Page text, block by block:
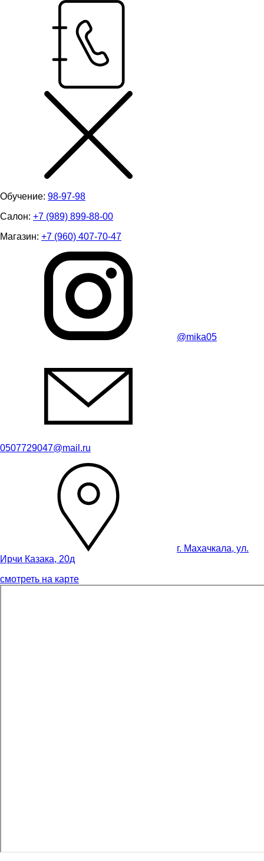
Обучение: 98-97-98
Салон: +7 (989) 899-88-00
Магазин: +7 (960) 407-70-47
@mika05
0507729047@mail.ru
г. Махачкала, ул.
Ирчи Казака, 20д
смотреть на карте